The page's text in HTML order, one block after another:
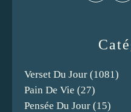
Verset Du Jour (1081)
Pain De Vie (27)
Pensée Du Jour (15)